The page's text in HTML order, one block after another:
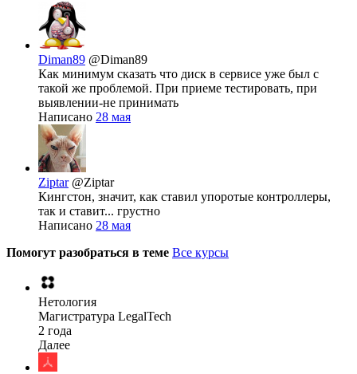
Diman89 @Diman89
Как минимум сказать что диск в сервисе уже был с
такой же проблемой. При приеме тестировать, при
выявлении-не принимать
Написано 28 мая
Ziptar @Ziptar
Кингстон, значит, как ставил упоротые контроллеры,
так и ставит... грустно
Написано 28 мая
Помогут разобраться в теме Все курсы
Нетология
Магистратура LegalTech
2 года
Далее